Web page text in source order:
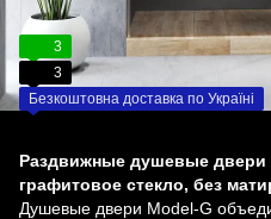
3
3
Безкоштовна доставка по Україні
Раздвижные душевые двери
графитовое стекло, без
Душевые двери Model-G